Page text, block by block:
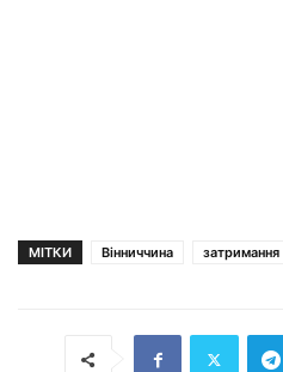
МІТКИ Вінниччина затримання